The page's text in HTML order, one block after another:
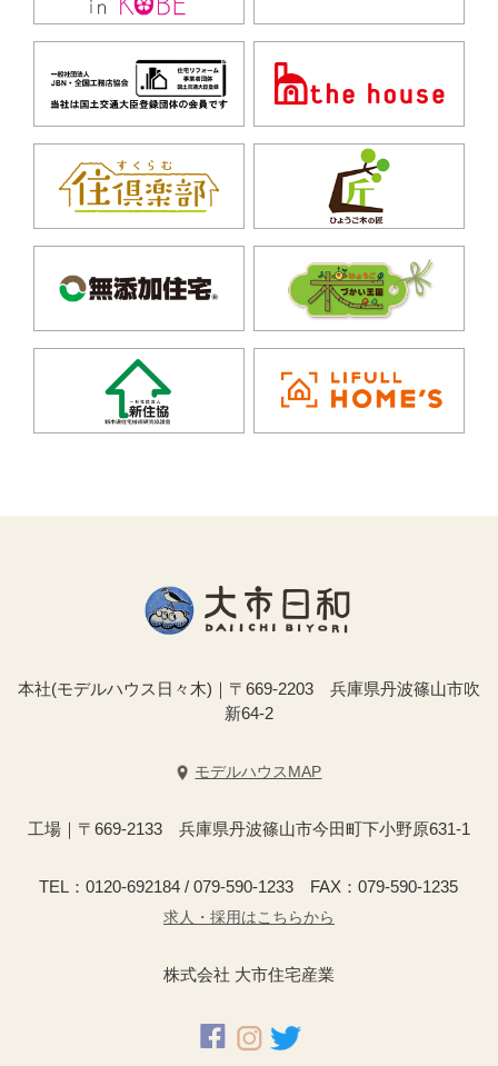
本社(モデルハウス日々木)｜〒669-2203 兵庫県丹波篠山市吹
新64-2
モデルハウスMAP
工場｜〒669-2133 兵庫県丹波篠山市今田町下小野原631-1
TEL：0120-692184 / 079-590-1233 FAX：079-590-1235
求人・採用はこちらから
株式会社 大市住宅産業